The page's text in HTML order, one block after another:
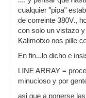
cualquier "pipa"
de correinte 380V.,
con solo un vistazo
Kalimotxo nos pille
En fin...lo dicho e
LINE ARRAY =
minucioso y por
asi que a ponerse